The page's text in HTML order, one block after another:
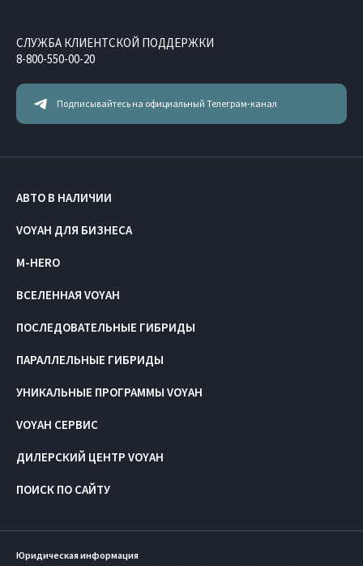
Подписывайтесь на официальный Телеграм-канал
СЛУЖБА КЛИЕНТСКОЙ ПОДДЕРЖКИ
8-800-550-00-20
АВТО В НАЛИЧИИ
VOYAH ДЛЯ БИЗНЕСА
M-HERO
ПОИСК ПО САЙТУ
ВСЕЛЕННАЯ VOYAH
ПОСЛЕДОВАТЕЛЬНЫЕ ГИБРИДЫ
ПАРАЛЛЕЛЬНЫЕ ГИБРИДЫ
УНИКАЛЬНЫЕ ПРОГРАММЫ VOYAH
VOYAH СЕРВИС
ДИЛЕРСКИЙ ЦЕНТР VOYAH
Юридическая информация